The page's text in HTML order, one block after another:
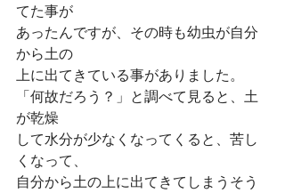
てた事が
あったんですが、その時も幼虫が自分
から土の
上に出てきている事がありました。
「何故だろう？」と調べて見ると、土
が乾燥
して水分が少なくなってくると、苦し
くなって、
自分から土の上に出てきてしまうそう